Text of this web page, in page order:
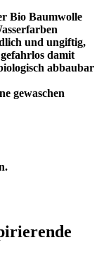
Bio Baumwolle
und ungiftig,
damit
abbaubar
gewaschen